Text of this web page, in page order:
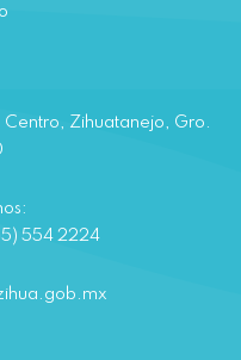
Centro, Zihuatanejo, Gro.
554 2224